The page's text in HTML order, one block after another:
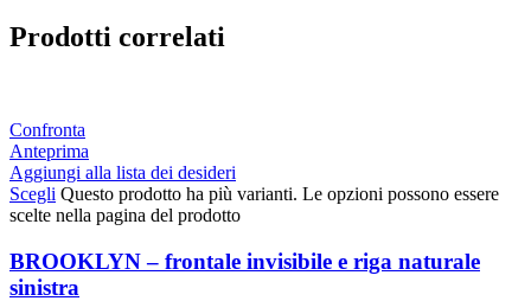
Prodotti correlati
Confronta
Anteprima
Aggiungi alla lista dei desideri
Scegli Questo prodotto ha più varianti. Le opzioni possono essere
scelte nella pagina del prodotto
BROOKLYN – frontale invisibile e riga naturale
sinistra